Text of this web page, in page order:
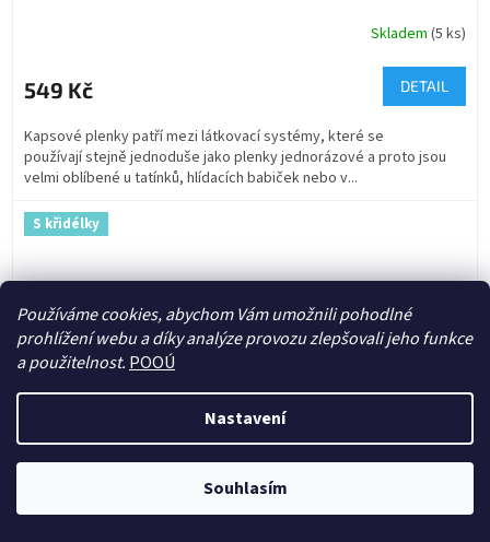
Používáme cookies, abychom Vám umožnili pohodlné
prohlížení webu a díky analýze provozu zlepšovali jeho funkce
a použitelnost. POOÚ
Nastavení
Souhlasím
Skladem (5 ks)
549 Kč DETAIL
Kapsové plenky patří mezi látkovací systémy, které se
používají stejně jednoduše jako plenky jednorázové a proto jsou
velmi oblíbené u tatínků, hlídacích babiček nebo v...
S křidélky